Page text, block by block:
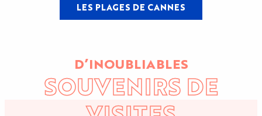
LES PLAGES DE CANNES
D’INOUBLIABLES
SOUVENIRS DE